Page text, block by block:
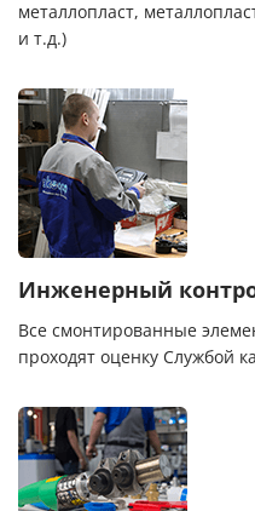
металлопласт,
и т.д.)
Инженерный
Все смонтированные
проходят оценку Службой